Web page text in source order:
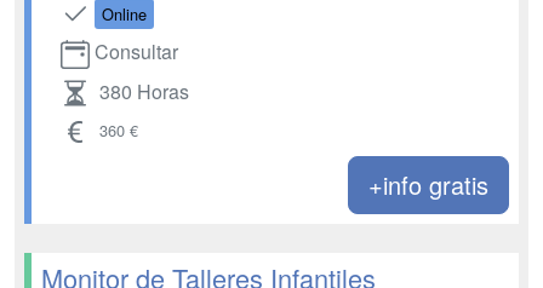
Online
Consultar
380 Horas
360 €
+info gratis
Monitor de Talleres Infantiles